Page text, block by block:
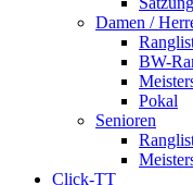
Damen /
BW-
Pokal
Senioren
Click-TT